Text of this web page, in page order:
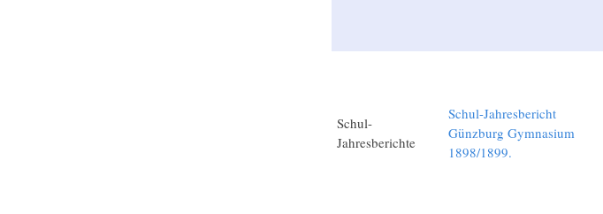
Schul-
Jahresberichte
Schul-Jahresbericht
Günzburg Gymnasium
1898/1899.